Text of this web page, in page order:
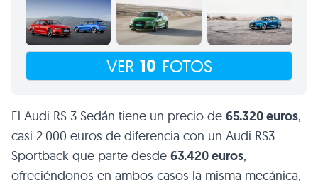
VER 10 FOTOS
El Audi RS 3 Sedán tiene un precio de 65.320 euros,
casi 2.000 euros de diferencia con un Audi RS3
Sportback que parte desde 63.420 euros,
ofreciéndonos en ambos casos la misma mecánica,